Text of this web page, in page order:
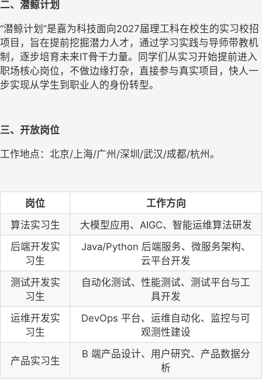
二、潜鲸计划
“潜鲸计划”是嘉为科技面向2027届理工科在校生的实习校招
项目，旨在提前挖掘潜力人才，通过学习实践与导师带教机
制，逐步培育未来IT骨干力量。同学们从实习开始提前进入
职场核心岗位，不做边缘打杂，直接参与真实项目，快人一
步实现从学生到职业人的身份转型。
三、开放岗位
工作地点：北京/上海/广州/深圳/武汉/成都/杭州。
岗位
工作方向
算法实习生
大模型应用、AIGC、智能运维算法研发
后端开发实
习生
Java/Python 后端服务、微服务架构、
云平台开发
测试开发实
习生
自动化测试、性能测试、测试平台与工
具开发
运维开发实
习生
DevOps 平台、运维自动化、监控与可
观测性建设
产品实习生
B 端产品设计、用户研究、产品数据分
析